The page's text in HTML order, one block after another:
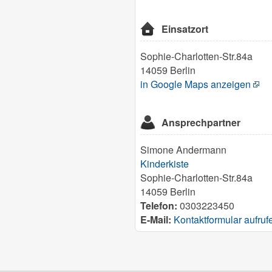
Einsatzort
Sophie-Charlotten-Str.84a
14059 Berlin
in Google Maps anzeigen
Ansprechpartner
Simone Andermann
Kinderkiste
Sophie-Charlotten-Str.84a
14059 Berlin
Telefon: 0303223450
E-Mail: Kontaktformular